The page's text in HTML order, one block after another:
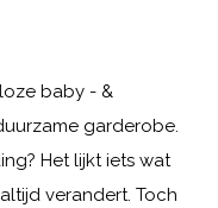
baby - &
garderobe.
Het lijkt iets wat
verandert. Toch